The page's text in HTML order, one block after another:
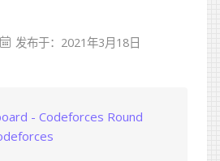
发布于：2021年3月18日
- Codeforces Round